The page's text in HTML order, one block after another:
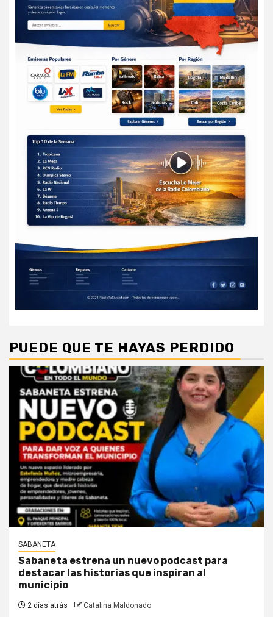
PUEDE QUE TE HAYAS PERDIDO
SABANETA
Sabaneta estrena un nuevo podcast para
destacar las historias que inspiran al
municipio
2 días atrás Catalina Maldonado